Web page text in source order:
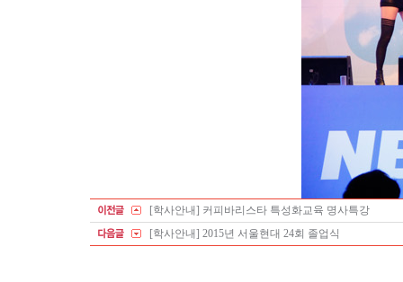
[학사안내] 커피바리스타 특성화교육 명사특강
[학사안내] 2015년 서울현대 24회 졸업식